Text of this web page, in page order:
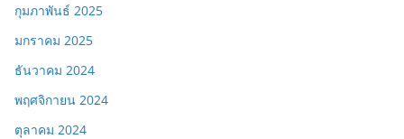
กุมภาพันธ์ 2025
มกราคม 2025
ธันวาคม 2024
พฤศจิกายน 2024
ตุลาคม 2024